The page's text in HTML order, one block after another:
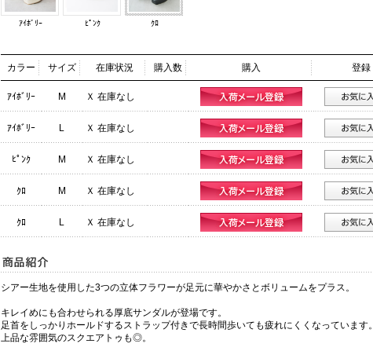
ｱｲﾎﾞﾘｰ ﾋﾟﾝｸ ｸﾛ
カラー サイズ 在庫状況 購入数 購入 登録
ｱｲﾎﾞﾘｰ M Ｘ 在庫なし
ｱｲﾎﾞﾘｰ L Ｘ 在庫なし
ﾋﾟﾝｸ M Ｘ 在庫なし
ｸﾛ M Ｘ 在庫なし
ｸﾛ L Ｘ 在庫なし
シアー生地を使用した3つの立体フラワーが足元に華やかさとボリュームをプラス。
キレイめにも合わせられる厚底サンダルが登場です。
足首をしっかりホールドするストラップ付きで長時間歩いても疲れにくくなっています。
上品な雰囲気のスクエアトゥも◎。